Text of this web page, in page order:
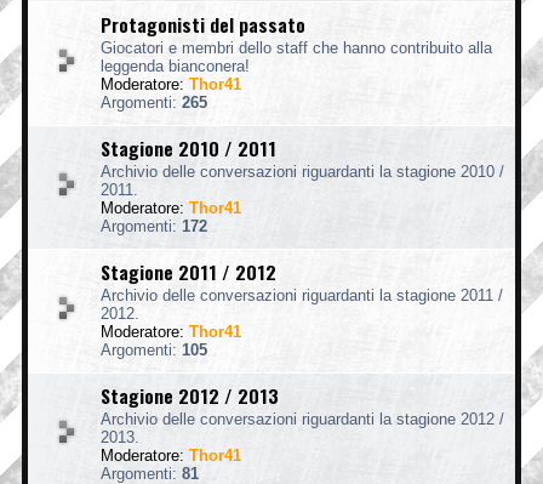
Protagonisti del passato
Giocatori e membri dello staff che hanno contribuito alla
leggenda bianconera!
Moderatore: Thor41
Argomenti: 265
Stagione 2010 / 2011
Archivio delle conversazioni riguardanti la stagione 2010 /
2011.
Moderatore: Thor41
Argomenti: 172
Stagione 2011 / 2012
Archivio delle conversazioni riguardanti la stagione 2011 /
2012.
Moderatore: Thor41
Argomenti: 105
Stagione 2012 / 2013
Archivio delle conversazioni riguardanti la stagione 2012 /
2013.
Moderatore: Thor41
Argomenti: 81